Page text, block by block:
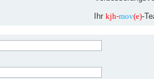
Ihrkjh-mov(e)-